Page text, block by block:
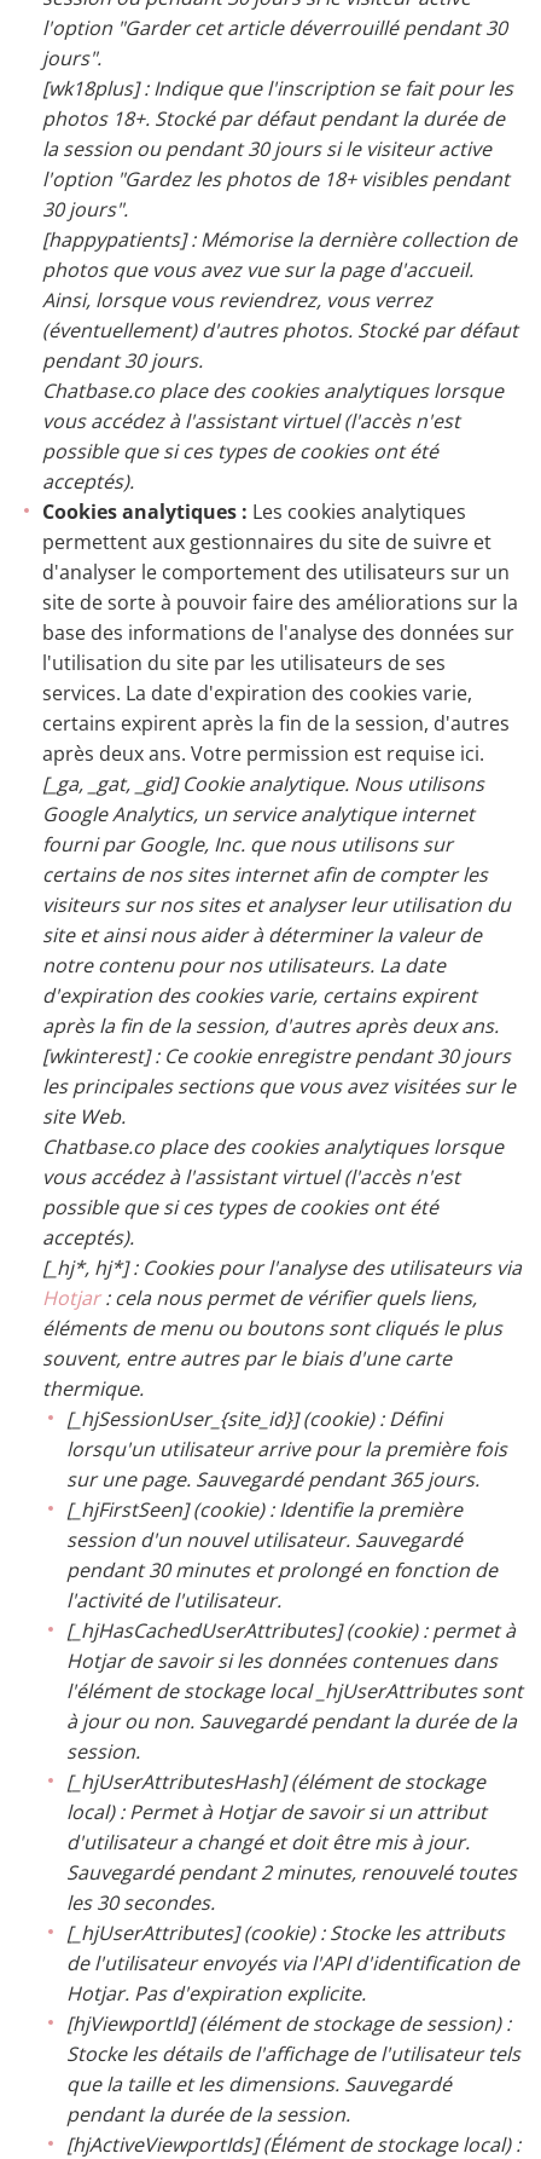
l'option "Garder cet article déverrouillé pendant 30
jours".
[wk18plus] : Indique que l'inscription se fait pour les
photos 18+. Stocké par défaut pendant la durée de
la session ou pendant 30 jours si le visiteur active
l'option "Gardez les photos de 18+ visibles pendant
30 jours".
[happypatients] : Mémorise la dernière collection de
photos que vous avez vue sur la page d'accueil.
Ainsi, lorsque vous reviendrez, vous verrez
(éventuellement) d'autres photos. Stocké par défaut
pendant 30 jours.
Chatbase.co place des cookies analytiques lorsque
vous accédez à l'assistant virtuel (l'accès n'est
possible que si ces types de cookies ont été
acceptés).
Cookies analytiques : Les cookies analytiques
permettent aux gestionnaires du site de suivre et
d'analyser le comportement des utilisateurs sur un
site de sorte à pouvoir faire des améliorations sur la
base des informations de l'analyse des données sur
l'utilisation du site par les utilisateurs de ses
services. La date d'expiration des cookies varie,
certains expirent après la fin de la session, d'autres
après deux ans. Votre permission est requise ici.
[_ga, _gat, _gid] Cookie analytique. Nous utilisons
Google Analytics, un service analytique internet
fourni par Google, Inc. que nous utilisons sur
certains de nos sites internet afin de compter les
visiteurs sur nos sites et analyser leur utilisation du
site et ainsi nous aider à déterminer la valeur de
notre contenu pour nos utilisateurs. La date
d'expiration des cookies varie, certains expirent
après la fin de la session, d'autres après deux ans.
[wkinterest] : Ce cookie enregistre pendant 30 jours
les principales sections que vous avez visitées sur le
site Web.
Chatbase.co place des cookies analytiques lorsque
vous accédez à l'assistant virtuel (l'accès n'est
possible que si ces types de cookies ont été
acceptés).
[_hj*, hj*] : Cookies pour l'analyse des utilisateurs via
Hotjar: cela nous permet de vérifier quels liens,
éléments de menu ou boutons sont cliqués le plus
souvent, entre autres par le biais d'une carte
thermique.
[_hjSessionUser_{site_id}] (cookie) : Défini
lorsqu'un utilisateur arrive pour la première fois
sur une page. Sauvegardé pendant 365 jours.
[_hjFirstSeen] (cookie) : Identifie la première
session d'un nouvel utilisateur. Sauvegardé
pendant 30 minutes et prolongé en fonction de
l'activité de l'utilisateur.
[_hjHasCachedUserAttributes] (cookie) : permet à
Hotjar de savoir si les données contenues dans
l'élément de stockage local _hjUserAttributes sont
à jour ou non. Sauvegardé pendant la durée de la
session.
[_hjUserAttributesHash] (élément de stockage
local) : Permet à Hotjar de savoir si un attribut
d'utilisateur a changé et doit être mis à jour.
Sauvegardé pendant 2 minutes, renouvelé toutes
les 30 secondes.
[_hjUserAttributes] (cookie) : Stocke les attributs
de l'utilisateur envoyés via l'API d'identification de
Hotjar. Pas d'expiration explicite.
[hjViewportId] (élément de stockage de session) :
Stocke les détails de l'affichage de l'utilisateur tels
que la taille et les dimensions. Sauvegardé
pendant la durée de la session.
[hjActiveViewportIds] (Élément de stockage local) :